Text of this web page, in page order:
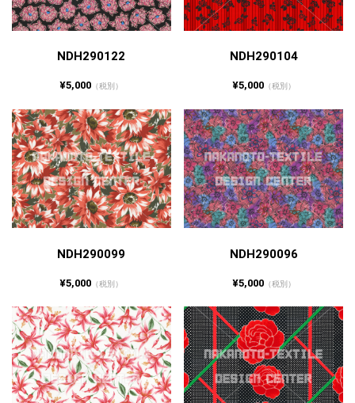
NDH290122
¥5,000 （税別）
NDH290104
¥5,000（税別）
NDH290099
¥5,000 （税別）
NDH290096
¥5,000（税別）